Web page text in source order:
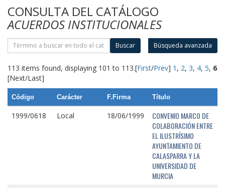
CONSULTA DEL CATÁLOGO
ACUERDOS INSTITUCIONALES
Buscar Búsqueda avanzada
113 items found, displaying 101 to 113.[First/Prev] 1 , 2, 3, 4, 5, 6
[Next/Last]
Código Carácter F.Firma Título
1999/0618 Local 18/06/1999
CONVENIO MARCO DE
COLABORACIÓN ENTRE
EL ILUSTRÍSIMO
AYUNTAMIENTO DE
CALASPARRA Y LA
UNIVERSIDAD DE
MURCIA